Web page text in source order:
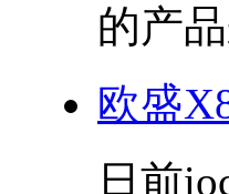
的产
欧盛
日前